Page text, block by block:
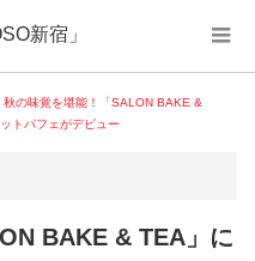
新宿」
秋の味覚を堪能！「SALON BAKE &
トパフェがデビュー
BAKE & TEA」に